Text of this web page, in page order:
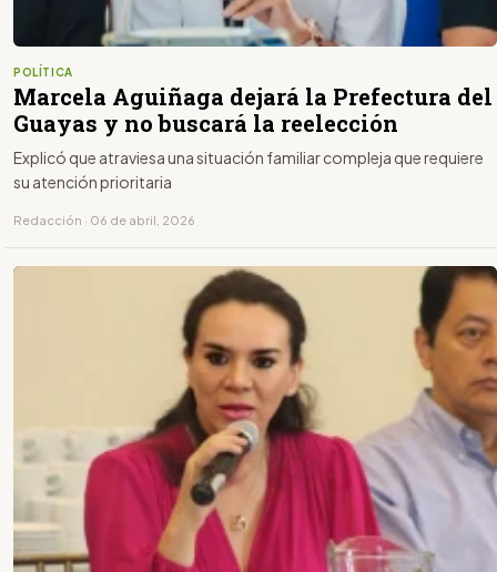
POLÍTICA
Marcela Aguiñaga dejará la Prefectura del
Guayas y no buscará la reelección
Explicó que atraviesa una situación familiar compleja que requiere
su atención prioritaria
Redacción · 06 de abril, 2026